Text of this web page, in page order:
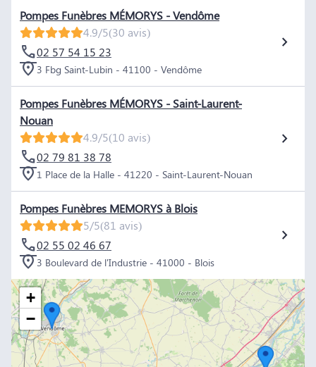
Pompes Funèbres MÉMORYS - Vendôme
4.9/5(30 avis)
02 57 54 15 23
3 Fbg Saint-Lubin - 41100 - Vendôme
Pompes Funèbres MÉMORYS - Saint-Laurent-
Nouan
4.9/5(10 avis)
02 79 81 38 78
1 Place de la Halle - 41220 - Saint-Laurent-Nouan
Pompes Funèbres MEMORYS à Blois
5/5(81 avis)
02 55 02 46 67
3 Boulevard de l'Industrie - 41000 - Blois
+
−